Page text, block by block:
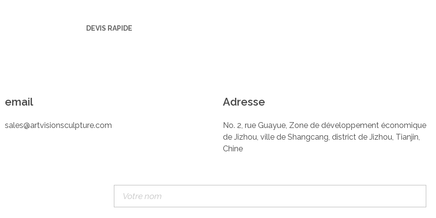
DEVIS RAPIDE
email
sales@artvisionsculpture.com
Adresse
No. 2, rue Guayue, Zone de développement économique
de Jizhou, ville de Shangcang, district de Jizhou, Tianjin,
Chine